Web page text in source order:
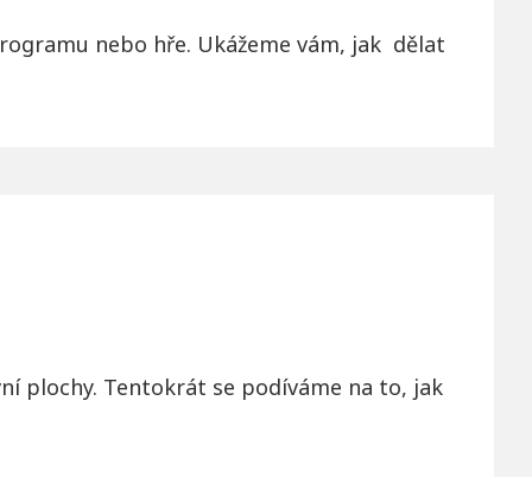
nebo hře. Ukážeme vám, jak dělat
plochy. Tentokrát se podíváme na to, jak